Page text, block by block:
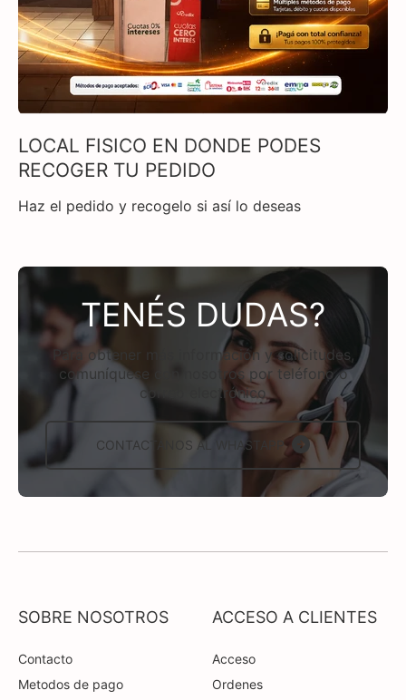
LOCAL FISICO EN DONDE PODES
RECOGER TU PEDIDO
Haz el pedido y recogelo si así lo deseas
TENÉS DUDAS?
Para obtener más información y solicitudes,
comuníquese con nosotros por teléfono o
correo electrónico
CONTACTÁNOS AL WHASTAPP
SOBRE NOSOTROS
Contacto
Metodos de pago
ACCESO A CLIENTES
Acceso
Ordenes